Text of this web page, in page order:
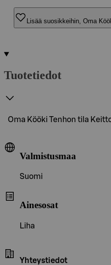
Lisää suosikkeihin, Oma
Tuotetiedot
Oma Kööki Tenhon tila
Valmistusmaa
Suomi
Ainesosat
Liha
Yhteystiedot